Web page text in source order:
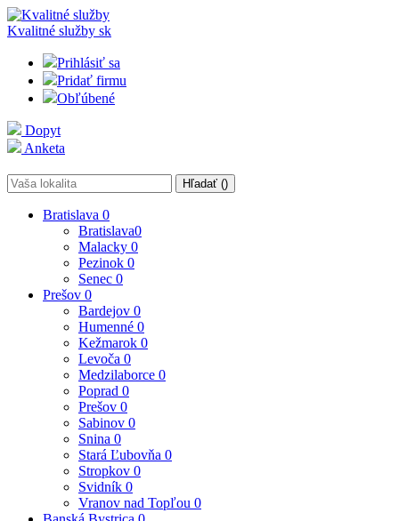
Kvalitné služby sk
Prihlásiť sa
Pridať firmu
Obľúbené
Dopyt
Anketa
Hľadať ()
Bratislava 0
Bratislava0
Malacky 0
Pezinok 0
Senec 0
Prešov 0
Bardejov 0
Humenné 0
Kežmarok 0
Levoča 0
Medzilaborce 0
Poprad 0
Prešov 0
Sabinov 0
Snina 0
Stará Ľubovňa 0
Stropkov 0
Svidník 0
Vranov nad Topľou 0